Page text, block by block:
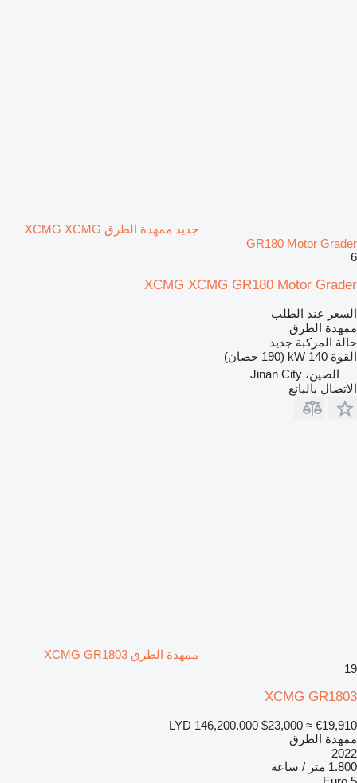
جديد ممهدة الطرق XCMG XCMG
GR180 Motor Grader
6
XCMG XCMG GR180 Motor Grader
السعر عند الطلب
ممهدة الطرق
حالة المركبة جديد
القوة 140 kW (190 حصان)
الصين، Jinan City
الاتصال بالبائع
ممهدة الطرق XCMG GR1803
19
XCMG GR1803
LYD 146,200.000 $23,000 ≈ €19,910
ممهدة الطرق
2022
1.800 متر / ساعة